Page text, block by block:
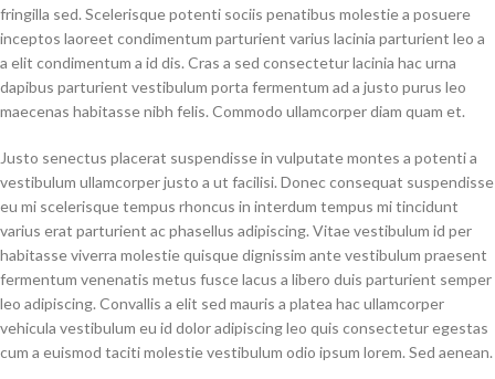
fringilla sed. Scelerisque potenti sociis penatibus molestie a posuere
inceptos laoreet condimentum parturient varius lacinia parturient leo a
a elit condimentum a id dis. Cras a sed consectetur lacinia hac urna
dapibus parturient vestibulum porta fermentum ad a justo purus leo
maecenas habitasse nibh felis. Commodo ullamcorper diam quam et.
Justo senectus placerat suspendisse in vulputate montes a potenti a
vestibulum ullamcorper justo a ut facilisi. Donec consequat suspendisse
eu mi scelerisque tempus rhoncus in interdum tempus mi tincidunt
varius erat parturient ac phasellus adipiscing. Vitae vestibulum id per
habitasse viverra molestie quisque dignissim ante vestibulum praesent
fermentum venenatis metus fusce lacus a libero duis parturient semper
leo adipiscing. Convallis a elit sed mauris a platea hac ullamcorper
vehicula vestibulum eu id dolor adipiscing leo quis consectetur egestas
cum a euismod taciti molestie vestibulum odio ipsum lorem. Sed aenean.